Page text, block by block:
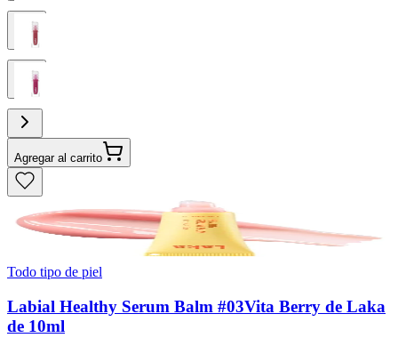
Agregar al carrito
Todo tipo de piel
Labial Healthy Serum Balm #03Vita Berry de Laka
de 10ml